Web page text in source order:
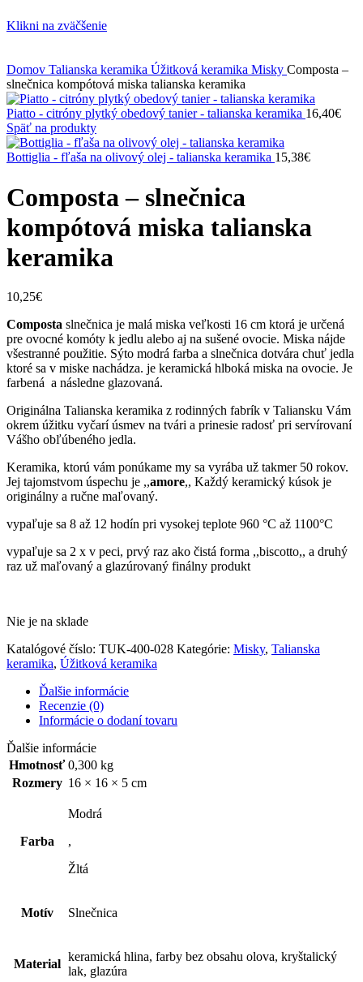
Klikni na zväčšenie
Domov Talianska keramika Úžitková keramika Misky Composta –
slnečnica kompótová miska talianska keramika
Piatto - citróny plytký obedový tanier - talianska keramika 16,40€
Späť na produkty
Bottiglia - fľaša na olivový olej - talianska keramika 15,38€
Composta – slnečnica
kompótová miska talianska
keramika
10,25€
Composta slnečnica je malá miska veľkosti 16 cm ktorá je určená
pre ovocné komóty k jedlu alebo aj na sušené ovocie. Miska nájde
všestranné použitie. Sýto modrá farba a slnečnica dotvára chuť jedla
ktoré sa v miske nachádza. je keramická hlboká miska na ovocie. Je
farbená a následne glazovaná.
Originálna Talianska keramika z rodinných fabrík v Taliansku Vám
okrem úžitku vyčarí úsmev na tvári a prinesie radosť pri servírovaní
Vášho obľúbeného jedla.
Keramika, ktorú vám ponúkame my sa vyrába už takmer 50 rokov.
Jej tajomstvom úspechu je ,,amore,, Každý keramický kúsok je
originálny a ručne maľovaný.
vypaľuje sa 8 až 12 hodín pri vysokej teplote 960 °C až 1100°C
vypaľuje sa 2 x v peci, prvý raz ako čistá forma ,,biscotto,, a druhý
raz už maľovaný a glazúrovaný finálny produkt
Nie je na sklade
Katalógové číslo: TUK-400-028 Kategórie: Misky, Talianska
keramika, Úžitková keramika
Ďalšie informácie
Recenzie (0)
Informácie o dodaní tovaru
Ďalšie informácie
Hmotnosť 0,300 kg
Rozmery 16 × 16 × 5 cm
Farba
Modrá
,
Žltá
Motív Slnečnica
Material
keramická hlina, farby bez obsahu olova, kryštalický
lak, glazúra